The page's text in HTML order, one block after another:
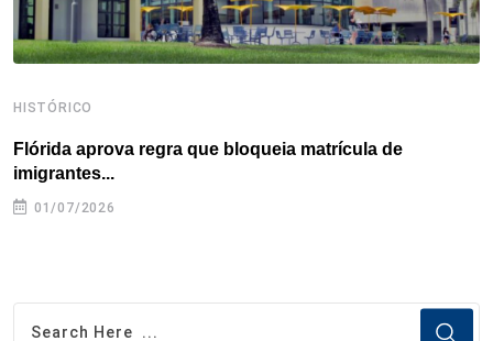
HISTÓRICO
Flórida aprova regra que bloqueia matrícula de
imigrantes...
01/07/2026